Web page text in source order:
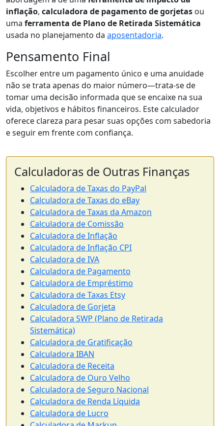
inflação, calculadora de pagamento de gorjetas ou
uma ferramenta de Plano de Retirada Sistemática
usada no planejamento da aposentadoria.
Pensamento Final
Escolher entre um pagamento único e uma anuidade
não se trata apenas do maior número—trata-se de
tomar uma decisão informada que se encaixe na sua
vida, objetivos e hábitos financeiros. Este calculador
oferece clareza para pesar suas opções com sabedoria
e seguir em frente com confiança.
Calculadoras de Outras Finanças
Calculadora de Taxas do PayPal
Calculadora de Taxas do eBay
Calculadora de Taxas da Amazon
Calculadora de Comissão
Calculadora de Inflação
Calculadora de Inflação CPI
Calculadora de IVA
Calculadora de Pagamento
Calculadora de Empréstimo
Calculadora de Taxas Etsy
Calculadora de Gorjeta
Calculadora SWP (Plano de Retirada
Sistemática)
Calculadora de Gratificação
Calculadora IBAN
Calculadora de Receita
Calculadora de Ouro Velho
Calculadora de Seguro Nacional
Calculadora de Renda Líquida
Calculadora de Lucro